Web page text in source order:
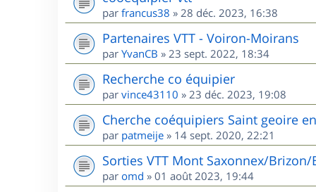
par francus38 » 28 déc. 2023, 16:38
Partenaires VTT - Voiron-Moirans
par YvanCB » 23 sept. 2022, 18:34
Recherche co équipier
par vince43110 » 23 déc. 2023, 19:08
Cherche coéquipiers Saint geoire
par patmeije » 14 sept. 2020, 22:21
Sorties VTT Mont Saxonnex/
par omd » 01 août 2023, 19:44